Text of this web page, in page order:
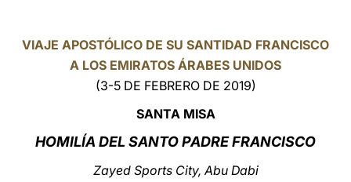
VIAJE APOSTÓLICO DE SU SANTIDAD FRANCISCO
A LOS EMIRATOS ÁRABES UNIDOS
(3-5 DE FEBRERO DE 2019)
SANTA MISA
HOMILÍA DEL SANTO PADRE FRANCISCO
Zayed Sports City, Abu Dabi